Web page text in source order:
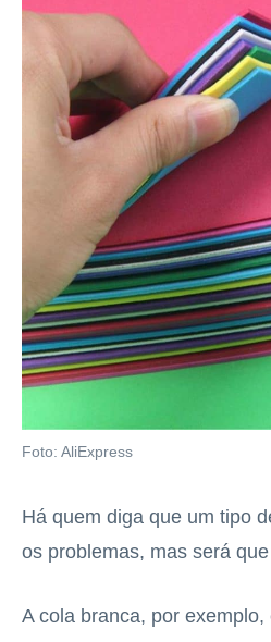
Foto: AliExpress
Há quem diga que um tipo
os problemas, mas será
A cola branca, por